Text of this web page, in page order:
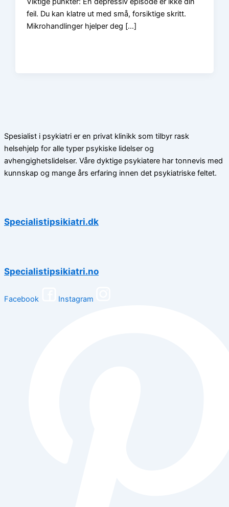
feil. Du kan klatre ut med små, forsiktige skritt.
Mikrohandlinger hjelper deg […]
Spesialist i psykiatri er en privat klinikk som tilbyr rask
helsehjelp for alle typer psykiske lidelser og
avhengighetslidelser. Våre dyktige psykiatere har tonnevis med
kunnskap og mange års erfaring innen det psykiatriske feltet.
Specialistipsikiatri.dk
Specialistipsikiatri.no
Facebook Instagram